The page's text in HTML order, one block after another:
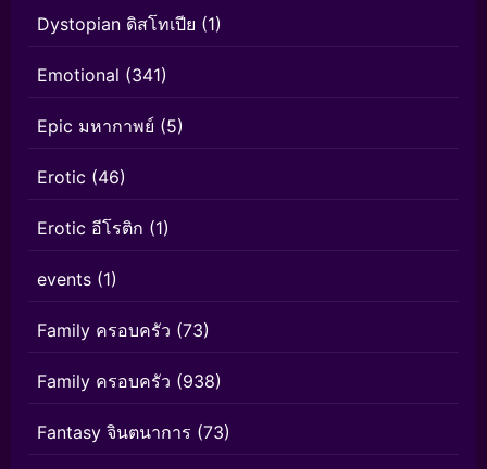
Dystopian ดิสโทเปีย (1)
Emotional (341)
Epic มหากาพย์ (5)
Erotic (46)
Erotic อีโรติก (1)
events (1)
Family ครอบครัว (73)
Family ครอบครัว (938)
Fantasy จินตนาการ (73)